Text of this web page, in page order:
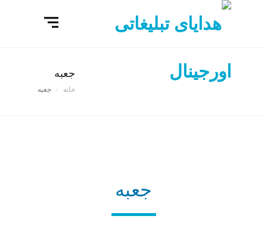
جعبه
خانه جعبه
جعبه